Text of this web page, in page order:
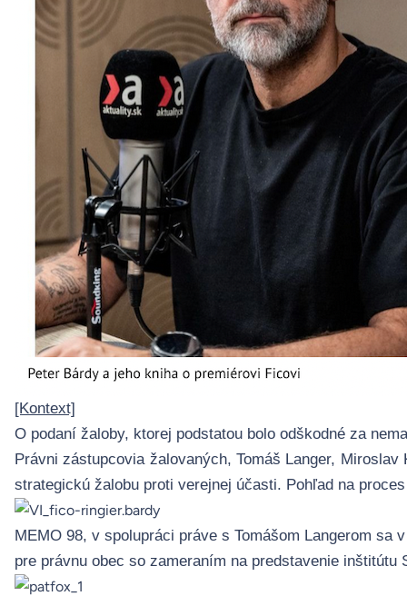
[Kontext]
O podaní žaloby, ktorej podstatou bolo odškodné za
Právni zástupcovia žalovaných, Tomáš Langer,
strategickú žalobu proti verejnej účasti. Pohľad na
MEMO 98, v spolupráci práve s Tomášom Langerom
pre právnu obec so zameraním na predstavenie